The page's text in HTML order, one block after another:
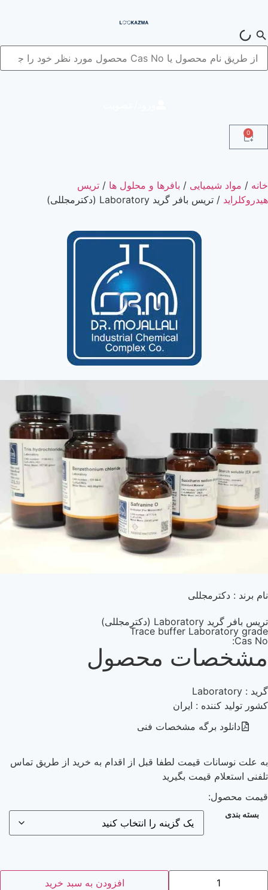
0
خانه / مواد شیمیایی / بافرها و محلول ها / تریس
هیدروکلراید / تريس بافر گرید Laboratory (دکترمجللی)
نام برند : دکترمجللی
تريس بافر گرید Laboratory (دکترمجللی)
Trace buffer Laboratory grade
Cas No:
مشخصات محصول
گرید : Laboratory
کشور تولید کننده : ایران
دانلود برگه مشخصات فنی
به علت نوسانات قیمت لطفا قبل از اقدام به خرید از طریق تماس
تلفنی استعلام قیمت بگیرید
قیمت محصول:
بسته بندی
افزودن به سبد خرید